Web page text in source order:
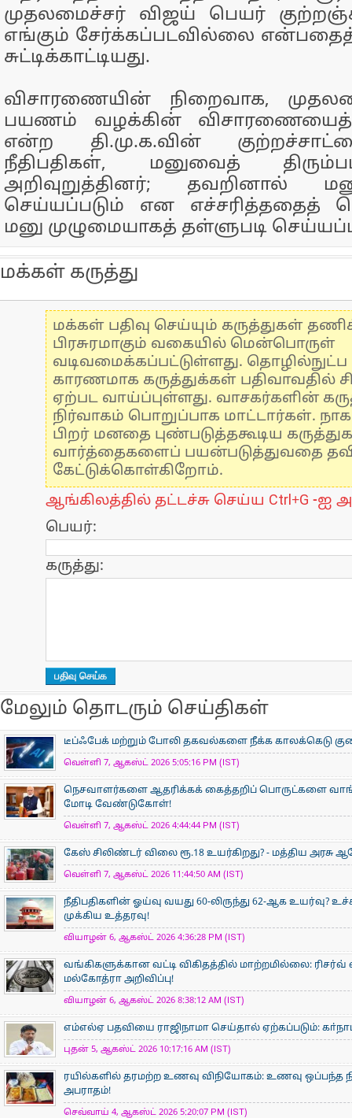
முதலமைச்சர் விஜய் பெயர்
எங்கும் சேர்க்கப்படவில்லை என்பதைத்
சுட்டிக்காட்டியது.
விசாரணையின் நிறைவாக,
பயணம் வழக்கின் விசாரணையைத்
என்ற தி.மு.க.வின்
நீதிபதிகள், மனுவைத்
அறிவுறுத்தினர்; தவறினால்
செய்யப்படும் என எச்சரித்ததைத்
மனு முழுமையாகத் தள்ளுபடி
மக்கள் கருத்து
மக்கள் பதிவு செய்யும் கருத்துகள்
பிரசுரமாகும் வகையில் மென்பொருள்
வடிவமைக்கப்பட்டுள்ளது.
காரணமாக கருத்துக்கள் பதிவாவதில்
ஏற்பட வாய்ப்புள்ளது. வாசகர்களின்
நிர்வாகம் பொறுப்பாக மாட்டார்கள்.
பிறர் மனதை புண்படுத்தகூடிய
வார்த்தைகளைப் பயன்படுத்துவதை
கேட்டுக்கொள்கிறோம்.
ஆங்கிலத்தில் தட்டச்சு செய்ய Ctrl+G -ஐ
பெயர்:
கருத்து:
மேலும் தொடரும் செய்திகள்
டீப்ஃபேக் மற்றும் போலி தகவல்களை நீக்க காலக்கெடு
வெள்ளி 7, ஆகஸ்ட் 2026 5:05:16 PM (IST)
நெசவாளர்களை ஆதரிக்கக் கைத்தறிப் பொருட்களை
மோடி வேண்டுகோள்!
வெள்ளி 7, ஆகஸ்ட் 2026 4:44:44 PM (IST)
கேஸ் சிலிண்டர் விலை ரூ.18 உயர்கிறது? - மத்திய அரசு
வெள்ளி 7, ஆகஸ்ட் 2026 11:44:50 AM (IST)
நீதிபதிகளின் ஓய்வு வயது 60-லிருந்து 62-ஆக உயர்வு?
முக்கிய உத்தரவு!
வியாழன் 6, ஆகஸ்ட் 2026 4:36:28 PM (IST)
வங்கிகளுக்கான வட்டி விகிதத்தில் மாற்றமில்லை:
மல்கோத்ரா அறிவிப்பு!
வியாழன் 6, ஆகஸ்ட் 2026 8:38:12 AM (IST)
எம்எல்ஏ பதவியை ராஜிநாமா செய்தால் ஏற்கப்படும்:
புதன் 5, ஆகஸ்ட் 2026 10:17:16 AM (IST)
ரயில்களில் தரமற்ற உணவு விநியோகம்: உணவு ஒப்பந்த
அபராதம்!
செவ்வாய் 4, ஆகஸ்ட் 2026 5:20:07 PM (IST)